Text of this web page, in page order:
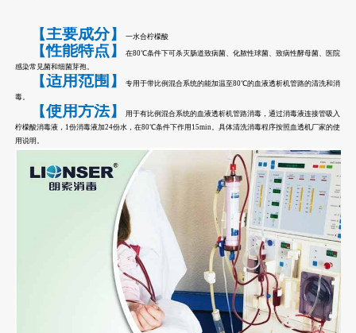
【主要成分】 一水合柠檬酸
【性能特点】
在80℃条件下可杀灭肠道致病菌、化脓性球菌、致病性酵母菌、医院
感染常见菌和细菌芽孢。
【适用范围】
专用于带比例混合系统的能加温至80℃的血液透析机管路的清洗和消
毒。
【使用方法】
用于有比例混合系统的血液透析机管路消毒，通过消毒液连接管吸入
柠檬酸消毒液，1份消毒液加24份水，在80℃条件下作用15min。具体清洗消毒程序按照血透机厂家的使
用说明。